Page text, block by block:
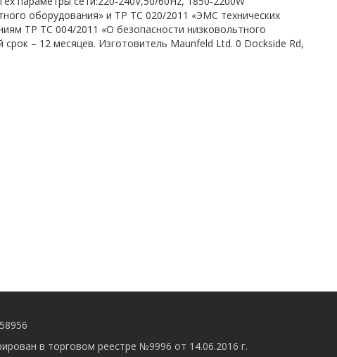
оборудования» и ТР ТС 020/2011 «ЭМС технических
ТР ТС 004/2011 «О безопасности низковольтного
– 12 месяцев. Изготовитель Maunfeld Ltd. 0 Dockside Rd,
в торговом реестре №9996 от 14.06.2016 г.